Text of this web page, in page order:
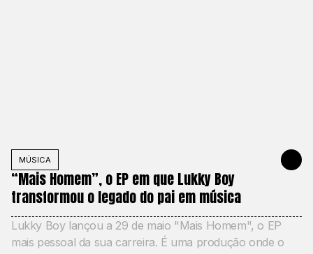
MÚSICA JUNE 2,
“Mais Homem”, o EP em que Lukky Boy
transformou o legado do pai em música
Lukky Boy lançou a 29 de maio "Mais Homem", o EP
mais pessoal da sua carreira. É uma produção onde o